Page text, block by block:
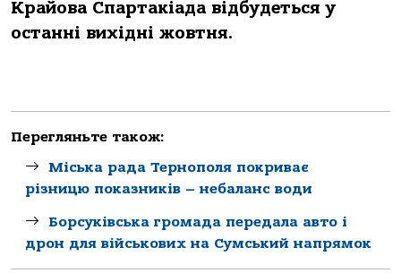
Крайова Спартакіада відбудеться у
останні вихідні жовтня.
Перегляньте також:
Міська рада Тернополя покриває
різницю показників – небаланс води
Борсуківська громада передала авто і
дрон для військових на Сумський напрямок